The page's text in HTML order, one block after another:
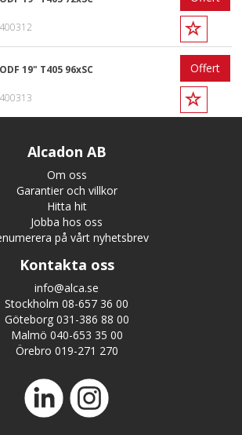
19" T405 96xSC
Offert
Alcadon AB
Om oss
Garantier och villkor
Hitta hit
Jobba hos oss
på vårt nyhetsbrev
Kontakta oss
info@alca.se
Stockholm 08-657 36 00
Göteborg 031-386 88 00
Malmö 040-653 35 00
Örebro 019-271 270